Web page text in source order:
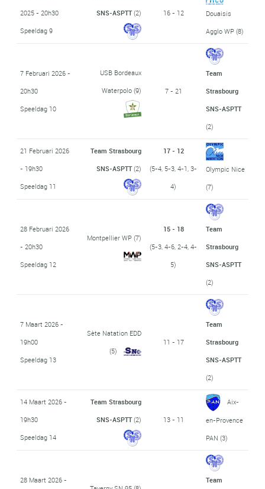
2025 - 20h30
Speeldag 9
SNS-ASPTT(2) 16 - 12
Douaisis
Agglo WP(8)
7 Februari 2026 -
20h30
Speeldag 10
USB Bordeaux
Waterpolo(9) 7 - 21
Team
Strasbourg
SNS-ASPTT
(2)
21 Februari 2026
- 19h30
Speeldag 11
Team Strasbourg
SNS-ASPTT(2)
17 - 12
(5-4, 5-3, 4-1, 3-
4)
Olympic Nice
(7)
28 Februari 2026
- 20h30
Speeldag 12
Montpellier WP(7)
15 - 18
(5-3, 4-6, 2-4, 4-
5)
Team
Strasbourg
SNS-ASPTT
(2)
7 Maart 2026 -
19h00
Speeldag 13
Sète Natation EDD
(5)
11 - 17
Team
Strasbourg
SNS-ASPTT
(2)
14 Maart 2026 -
19h30
Speeldag 14
Team Strasbourg
SNS-ASPTT(2) 13 - 11
Aix-
en-Provence
PAN (3)
28 Maart 2026 -
Team